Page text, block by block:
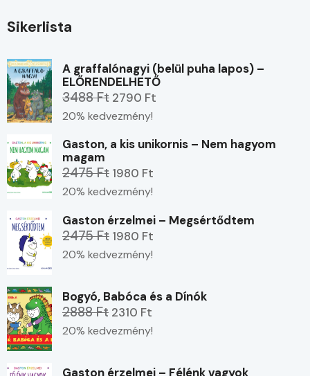
Sikerlista
A graffalónagyi (belül puha lapos) –
ELŐRENDELHETŐ
3488 Ft 2790 Ft
20% kedvezmény!
Gaston, a kis unikornis – Nem hagyom
magam
2475 Ft 1980 Ft
20% kedvezmény!
Gaston érzelmei – Megsértődtem
2475 Ft 1980 Ft
20% kedvezmény!
Bogyó, Babóca és a Dínók
2888 Ft 2310 Ft
20% kedvezmény!
Gaston érzelmei – Félénk vagyok